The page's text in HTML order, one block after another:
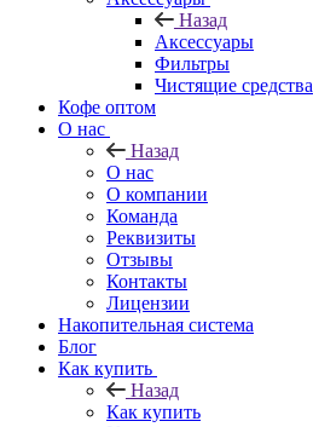
Назад
Аксессуары
Фильтры
Чистящие средства
Кофе оптом
О нас
Назад
О нас
О компании
Команда
Реквизиты
Отзывы
Контакты
Лицензии
Накопительная система
Блог
Как купить
Назад
Как купить